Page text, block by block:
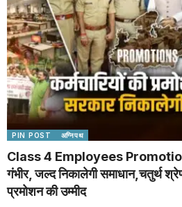
PIN POST अग्निपथ
Class 4 Employees Promotion
गंभीर, जल्द निकालेगी समाधान,चतुर्थ
प्रमोशन की उम्मीद